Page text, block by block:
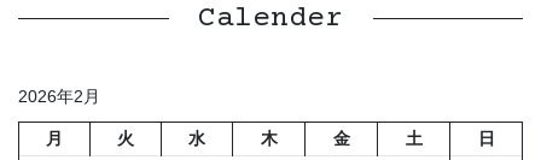
Calender
2026年2月
月 火 水 木 金 土
日